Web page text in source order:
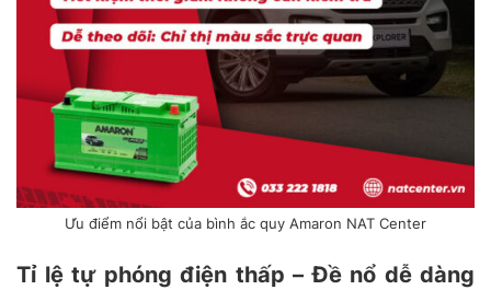
Ưu điểm nổi bật của bình ắc quy Amaron NAT Center
Tỉ lệ tự phóng điện thấp – Đề nổ dễ dàng